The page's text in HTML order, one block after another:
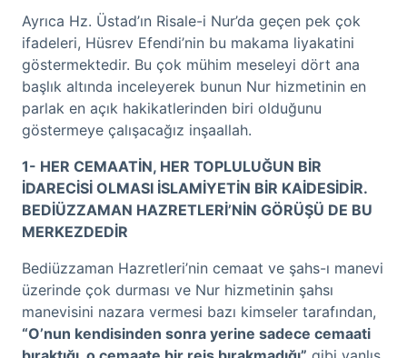
Ayrıca Hz. Üstad’ın Risale-i Nur’da geçen pek çok
ifadeleri, Hüsrev Efendi’nin bu makama liyakatini
göstermektedir. Bu çok mühim meseleyi dört ana
başlık altında inceleyerek bunun Nur hizmetinin en
parlak en açık hakikatlerinden biri olduğunu
göstermeye çalışacağız inşaallah.
1- HER CEMAATİN, HER TOPLULUĞUN BİR
İDARECİSİ OLMASI İSLAMİYETİN BİR KAİDESİDİR.
BEDİÜZZAMAN HAZRETLERİ’NİN GÖRÜŞÜ DE BU
MERKEZDEDİR
Bediüzzaman Hazretleri’nin cemaat ve şahs-ı manevi
üzerinde çok durması ve Nur hizmetinin şahsı
manevisini nazara vermesi bazı kimseler tarafından,
“O’nun kendisinden sonra yerine sadece cemaati